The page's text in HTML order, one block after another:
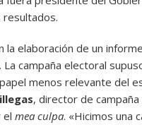
la elaboración de un
. La campaña electoral
menos relevante del
, director de
el mea culpa. «Hicimos una